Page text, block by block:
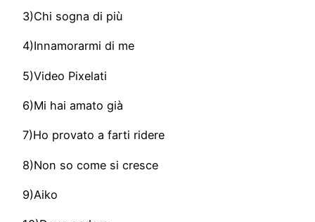
3)Chi sogna di più
4)Innamorarmi di me
5)Video Pixelati
6)Mi hai amato già
7)Ho provato a farti ridere
8)Non so come si cresce
9)Aiko